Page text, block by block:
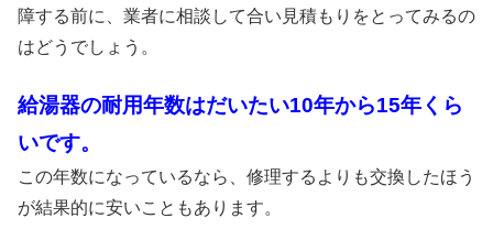
障する前に、業者に相談して合い見積もりをとってみるの
はどうでしょう。
給湯器の耐用年数はだいたい10年から15年くら
いです。
この年数になっているなら、修理するよりも交換したほう
が結果的に安いこともあります。